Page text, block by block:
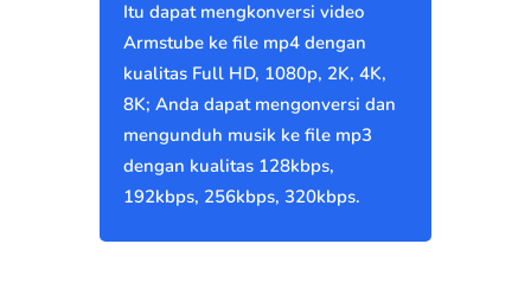
Itu dapat mengkonversi video
Armstube ke file mp4 dengan
kualitas Full HD, 1080p, 2K, 4K,
8K; Anda dapat mengonversi dan
mengunduh musik ke file mp3
dengan kualitas 128kbps,
192kbps, 256kbps, 320kbps.